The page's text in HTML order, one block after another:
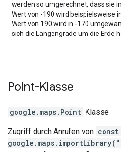
werden so umgerechnet, dass sie
Wert von -190 wird beispielsweise
Wert von 190 wird in -170
sich die Längengrade um die Erde
Point-Klasse
google.maps. Point Klasse
Zugriff durch Anrufen von